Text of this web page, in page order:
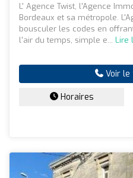
L' Agence Twist, l'Agence
Bordeaux et sa métropole.
bousculer les codes en
l'air du temps, simple e... Lire
Voir le
Horaires